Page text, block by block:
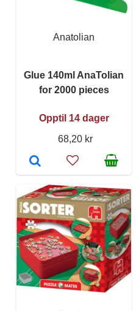
Anatolian
Glue 140ml AnaTolian
for 2000 pieces
Opptil 14 dager
68,20 kr